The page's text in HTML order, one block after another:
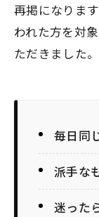
再掲になりま
われた方を対
ただきました。
毎日同
派手な
迷った